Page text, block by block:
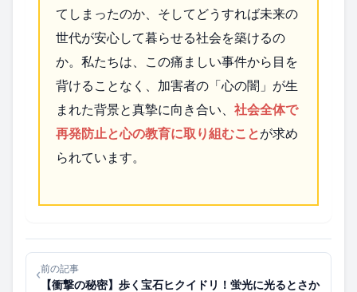
てしまったのか、そしてどうすれば未来の
世代が安心して暮らせる社会を築けるの
か。私たちは、この痛ましい事件から目を
背けることなく、加害者の「心の闇」が生
まれた背景と真摯に向き合い、 社会全体で
再発防止と心の教育に取り組むことが求め
られています。
‹前の記事
【衝撃の秘密】歩く宝石ヒクイドリ！蛍光に光るとさか